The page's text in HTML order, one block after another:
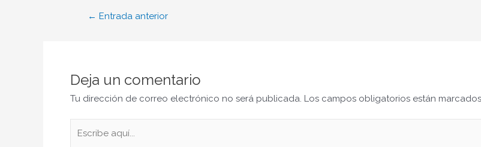
← Entrada anterior
Deja un comentario
Tu dirección de correo electrónico no será publicada. Los campos obligatorios están
aquí...